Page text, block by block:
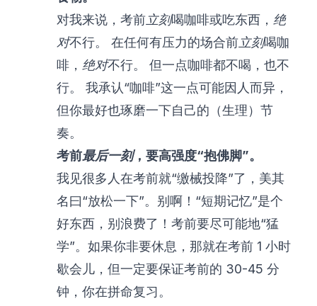
对我来说，考前立刻喝咖啡或吃东西， 绝
对不行。 在任何有压力的场合前立刻喝咖
啡， 绝对不行。 但一点咖啡都不喝，也不
行。 我承认“咖啡”这一点可能因人而异，
但你最好也琢磨一下自己的（生理）节
奏。
考前最后一刻，要高强度“抱佛脚”。
我见很多人在考前就“缴械投降”了，美其
名曰“放松一下”。别啊！“短期记忆”是个
好东西，别浪费了！考前要尽可能地“猛
学”。如果你非要休息，那就在考前 1 小时
歇会儿，但一定要保证考前的 30-45 分
钟，你在拼命复习。